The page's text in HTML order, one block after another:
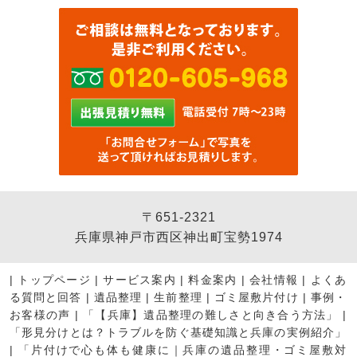
〒651-2321
兵庫県神戸市西区神出町宝勢1974
| トップページ |サービス案内 |料金案内 |会社情報 |
よくあ
る質問と回答 | 遺品整理 |生前整理 | ゴミ屋敷片付け | 事例・
お客様の声 | 「【兵庫】遺品整理の難しさと向き合う方法」
|
「形見分けとは？トラブルを防ぐ基礎知識と兵庫の実例紹介」
|
「片付けで心も体も健康に｜兵庫の遺品整理・ゴミ屋敷対